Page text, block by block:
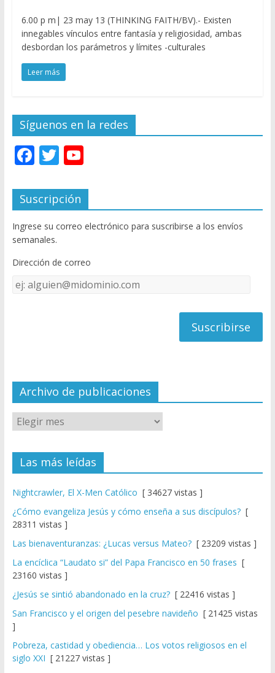
6.00 p m| 23 may 13 (THINKING FAITH/BV).- Existen
innegables vínculos entre fantasía y religiosidad, ambas
desbordan los parámetros y límites -culturales
Leer más
Síguenos en la redes
F
e
b
o
o
k
T
itt
er
Y
u
T
u
e
C
el
Suscripción
Ingrese su correo electrónico para suscribirse a los envíos
semanales.
Dirección de correo
Dirección
de
Archivo de publicaciones
Las más leídas
Nightcrawler, El X-Men Católico [ 34627 vistas ]
¿Cómo evangeliza Jesús y cómo enseña a sus discípulos?[
28311 vistas ]
Las bienaventuranzas: ¿Lucas versus Mateo?[ 23209 vistas ]
La encíclica “Laudato si” del Papa Francisco en 50 frases [
23160 vistas ]
¿Jesús se sintió abandonado en la cruz?[ 22416 vistas ]
San Francisco y el origen del pesebre navideño [ 21425 vistas
]
Pobreza, castidad y obediencia… Los votos religiosos en el
siglo XXI [ 21227 vistas ]